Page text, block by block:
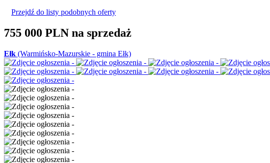
Przejdź do listy podobnych oferty
755 000 PLN na sprzedaż
Ełk (Warmińsko-Mazurskie - gmina Ełk)